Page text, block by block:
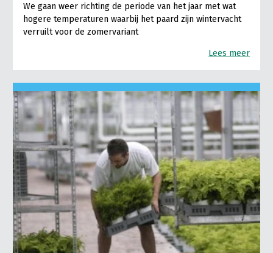
We gaan weer richting de periode van het jaar met wat
hogere temperaturen waarbij het paard zijn wintervacht
verruilt voor de zomervariant
Lees meer